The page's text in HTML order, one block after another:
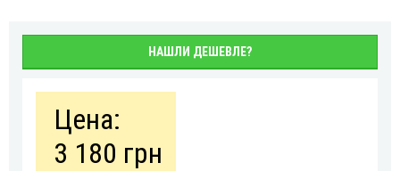
НАШЛИ ДЕШЕВЛЕ?
Цена:
3 180 грн